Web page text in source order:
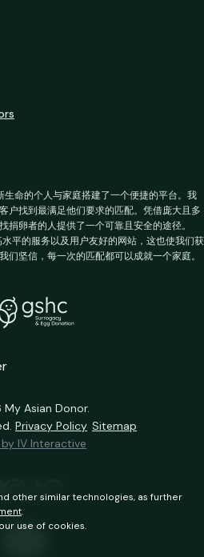
命的个人与家庭搭建了一个便捷的平台。我
户找到最满足他们要求的匹配。凭借庞大且多
捐卵者的人提供了一个可靠且安全的途径。
平的服务以及用户友好的网站，这也使我们获
们坚信，每一次的匹配都可以成就一个家庭。
Asian Donor.
Privacy Policy Sitemap
IV Interactive
other similar technologies, as further
.
use of cookies.